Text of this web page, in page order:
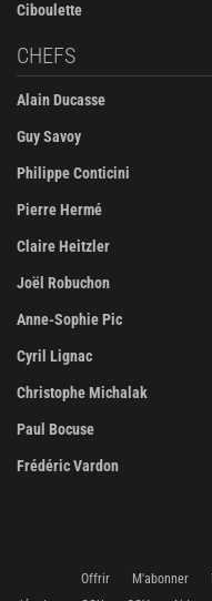
Ciboulette
CHEFS
Alain Ducasse
Guy Savoy
Philippe Conticini
Pierre Hermé
Claire Heitzler
Joël Robuchon
Anne-Sophie Pic
Cyril Lignac
Christophe Michalak
Paul Bocuse
Frédéric Vardon
Offrir M'abonner